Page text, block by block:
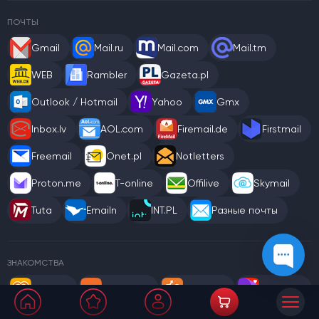
ПОЧТЫ
Gmail Mail.ru Mail.com Mail.tm
WEB Rambler Gazeta.pl
Outlook / Hotmail Yahoo Gmx
Inbox.lv AOL.com Firemail.de Firstmail
Freemail Onet.pl Notletters
Proton.me T-online Offilive Skymail
Tuta Emailn INT.PL Разные почты
ЗНАКОМСТВА
Tabor.ru Mamba.ru Beboo.ru Teamo.ru
Loloo.ru Rusdate.net Fotostrana